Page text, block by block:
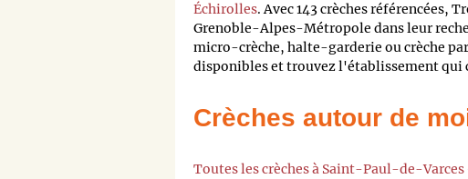
Échirolles. Avec 143 crèches référencées,
Grenoble-Alpes-Métropole dans leur
micro-crèche, halte-garderie ou crèche
disponibles et trouvez l'établissement qui
Crèches autour de
Toutes les crèches à Saint-Paul-de-Varces